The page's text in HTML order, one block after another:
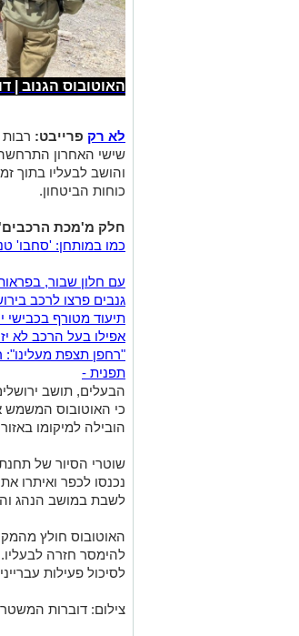
האוטובוס הגנוב |
לא רק פרייבט: רבות
שישי האחרון התרחשה
והושב לבעליו בתוך
כוחות הביטחון.
חלק מ'מכת
כמו במותחן: 'סחבו'
עם חלון שבור,
גנבים פרצו לרכב
תיעוד מטורף בכבישי
אפילו בעל הרכב לא
"רחפן תצפת מעלינו":
תפנית -
הבעלים, תושב
כי האוטובוס המשמש
הובילה למיקומו
שוטרי הסיור של
נכנסו לכפר ואיתרו
לשבת במושב הנהג
האוטובוס חולץ
להימסר חזרה לבעליו.
לסיכול פעילות
צילום: דוברות